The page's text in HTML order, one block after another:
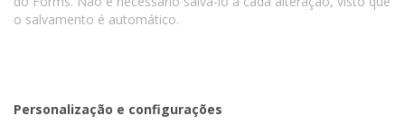
o salvamento é automático.
Personalização e configurações